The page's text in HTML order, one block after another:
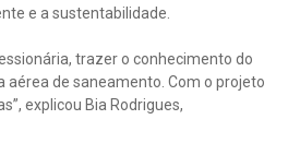
e a sustentabilidade.
trazer o conhecimento do
de saneamento. Com o projeto
explicou Bia Rodrigues,